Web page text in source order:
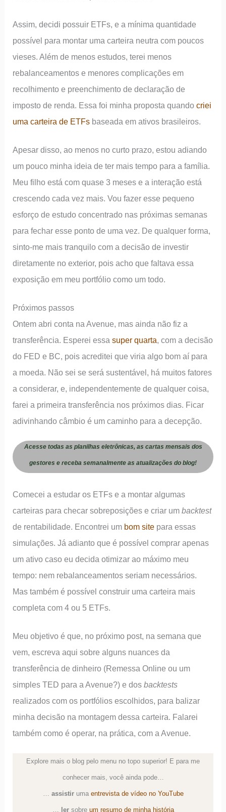
Assim, decidi possuir ETFs, e a mínima quantidade
possível para montar uma carteira neutra com poucos
vieses. Além de menos estudos, terei menos
rebalanceamentos e menores complicações em
recolhimento e preenchimento de declaração de
imposto de renda. Essa foi minha proposta quandocriei
uma carteira de ETFs baseada em ativos brasileiros.
Apesar disso, ao menos no curto prazo, estou adiando
um pouco minha ideia de ter mais tempo para a família.
Meu filho está com quase 3 meses e a interação está
crescendo cada vez mais. Vou fazer esse pequeno
esforço de estudo concentrado nas próximas semanas
para fechar esse ponto de uma vez. De qualquer forma,
sinto-me mais tranquilo com a decisão de investir
diretamente no exterior, pois acho que faltava essa
exposição em meu portfólio como um todo.
Próximos passos
Ontem abri conta na Avenue, mas ainda não fiz a
transferência. Esperei essasuper quarta , com a decisão
do FED e BC, pois acreditei que viria algo bom aí para
a moeda. Não sei se será sustentável, há muitos fatores
a considerar, e, independentemente de qualquer coisa,
farei a primeira transferência nos próximos dias. Ficar
adivinhando câmbio é um caminho para a decepção.
Acesse todas as planilhas eletrônicas, as cartas mensais dos
gestores e receba semanalmente as atualizações do blog!
Comecei a estudar os ETFs e a montar algumas
carteiras para checar sobreposições e criar umbacktest
de rentabilidade. Encontrei um bom site para essas
simulações. Já adianto que é possível comprar apenas
um ativo caso eu decida otimizar ao máximo meu
tempo: nem rebalanceamentos seriam necessários.
Mas também é possível construir uma carteira mais
completa com 4 ou 5 ETFs.
Meu objetivo é que, no próximo post, na semana que
vem, escreva aqui sobre alguns nuances da
transferência de dinheiro (Remessa Online ou um
simples TED para a Avenue?) e dosbacktests
realizados com os portfólios escolhidos, para balizar
minha decisão na montagem dessa carteira. Falarei
também como é operar, na prática, com a Avenue.
Explore mais o blog pelo menu no topo superior! E para me
conhecer mais, você ainda pode…
assistir uma entrevista de vídeo no YouTube
ler sobre um resumo de minha história